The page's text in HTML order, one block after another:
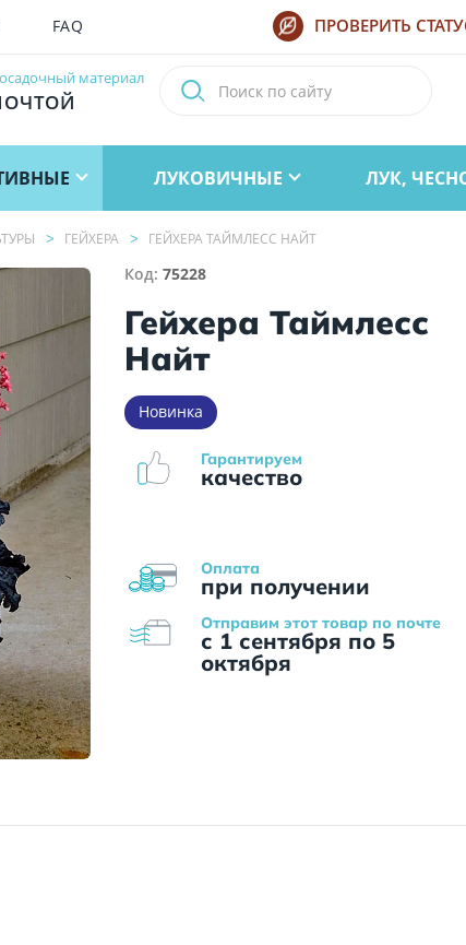
FAQ ПРОВЕРИТЬ
материал
ЛУКОВИЧНЫЕ ЛУК,
ГЕЙХЕРА ГЕЙХЕРА ТАЙМЛЕСС НАЙТ
Код: 75228
Гейхера Таймлесс
Найт
Новинка
Оплата
при получении
Гарантируем
качество
Отправим этот товар по почте
с 1 сентября по 5
октября